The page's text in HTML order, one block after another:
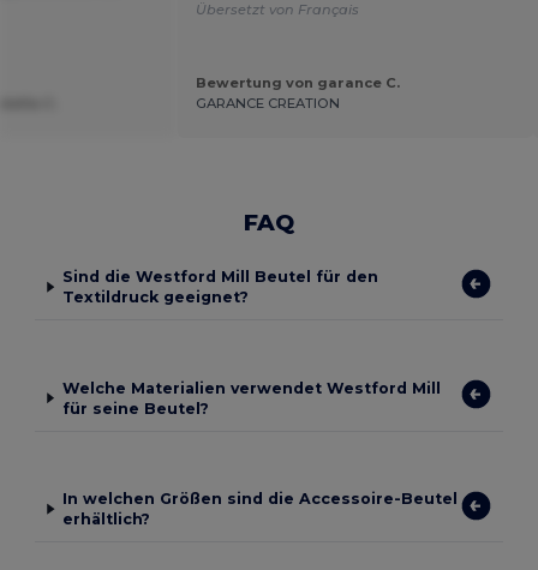
Übersetzt von Français
Bewertung von garance C.
GARANCE CREATION
FAQ
Sind die Westford Mill Beutel für den
Textildruck geeignet?
Welche Materialien verwendet Westford Mill
für seine Beutel?
In welchen Größen sind die Accessoire-Beutel
erhältlich?